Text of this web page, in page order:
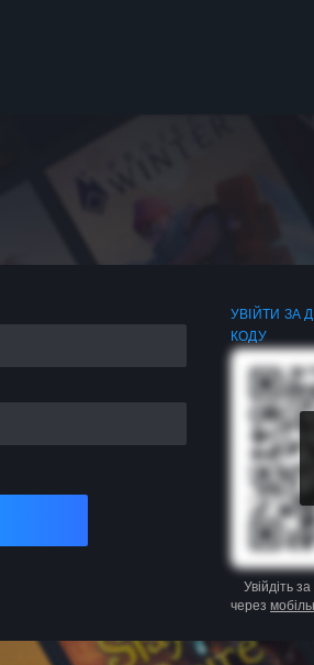
УВІЙТИ ЗА
КОДУ
Увійдіть
через